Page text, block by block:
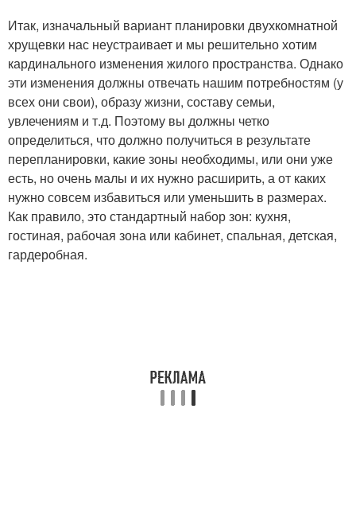
Итак, изначальный вариант планировки двухкомнатной
хрущевки нас неустраивает и мы решительно хотим
кардинального изменения жилого пространства. Однако
эти изменения должны отвечать нашим потребностям (у
всех они свои), образу жизни, составу семьи,
увлечениям и т.д. Поэтому вы должны четко
определиться, что должно получиться в результате
перепланировки, какие зоны необходимы, или они уже
есть, но очень малы и их нужно расширить, а от каких
нужно совсем избавиться или уменьшить в размерах.
Как правило, это стандартный набор зон: кухня,
гостиная, рабочая зона или кабинет, спальная, детская,
гардеробная.